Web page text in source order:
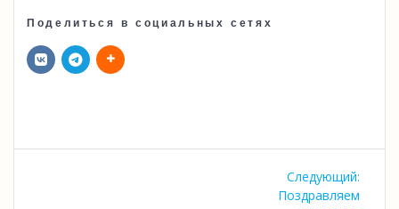
Поделиться в социальных сетях
Следующий:
Поздравляем